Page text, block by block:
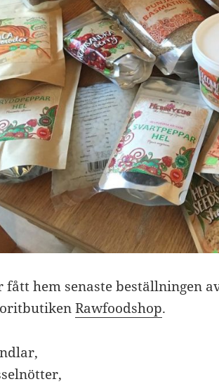
fått hem senaste beställningen
Rawfoodshop.
,
,